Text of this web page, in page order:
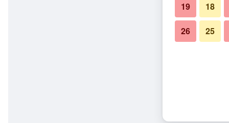
18
19
25
26